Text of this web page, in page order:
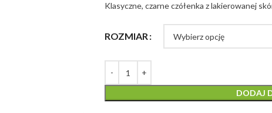
Klasyczne, czarne czółenka z lakierowanej
ROZMIAR
DODAJ